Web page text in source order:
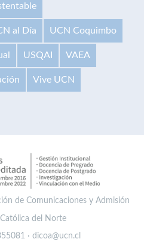
al Día UCN Coquimbo
USQAI VAEA
Vive UCN
de Comunicaciones y Admisión
del Norte
· dicoa@ucn.cl